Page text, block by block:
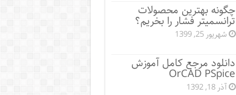
چگونه بهترین محصولات
ترانسمیتر فشار را بخریم؟
شهریور 25, 1399
دانلود مرجع کامل آموزش
OrCAD PSpice
آذر 18, 1392